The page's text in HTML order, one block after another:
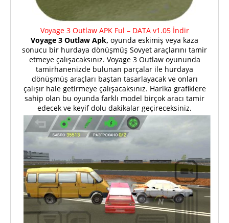
Voyage 3 Outlaw APK Ful – DATA v1.05 İndir
Voyage 3 Outlaw Apk, oyunda eskimiş veya kaza
sonucu bir hurdaya dönüşmüş Sovyet araçlarını tamir
etmeye çalışacaksınız. Voyage 3 Outlaw oyununda
tamirhanenizde bulunan parçalar ile hurdaya
dönüşmüş araçları baştan tasarlayacak ve onları
çalışır hale getirmeye çalışacaksınız. Harika grafiklere
sahip olan bu oyunda farklı model birçok aracı tamir
edecek ve keyif dolu dakikalar geçireceksiniz.